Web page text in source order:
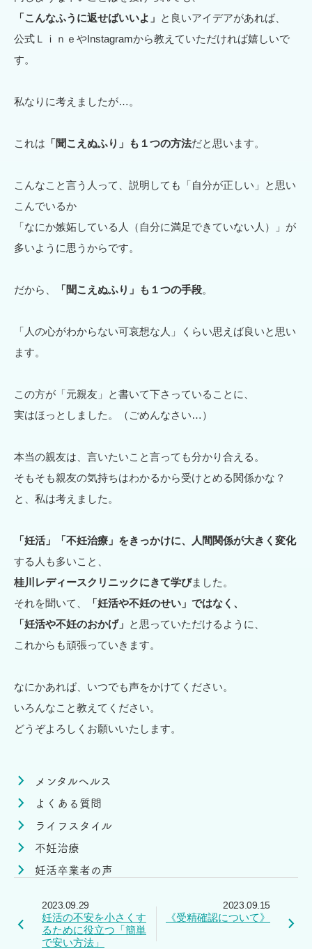
「こんなふうに返せばいいよ」 と良いアイデアがあれば、
公式ＬｉｎｅやInstagramから教えていただければ嬉しいで
す。
私なりに考えましたが…。
これは 「聞こえぬふり」も１つの方法だと思います。
こんなこと言う人って、説明しても「自分が正しい」と思い
こんでいるか
「なにか嫉妬している人（自分に満足できていない人）」が
多いように思うからです。
だから、 「聞こえぬふり」も１つの手段。
「人の心がわからない可哀想な人」くらい思えば良いと思い
ます。
この方が「元親友」と書いて下さっていることに、
実はほっとしました。（ごめんなさい…）
本当の親友は、言いたいこと言っても分かり合える。
そもそも親友の気持ちはわかるから受けとめる関係かな？
と、私は考えました。
「妊活」「不妊治療」をきっかけに、人間関係が大きく変化
する人も多いこと、
桂川レディースクリニックにきて学びました。
それを聞いて、
「妊活や不妊のせい」ではなく、
「妊活や不妊のおかげ」 と思っていただけるように、
これからも頑張っていきます。
なにかあれば、いつでも声をかけてください。
いろんなこと教えてください。
どうぞよろしくお願いいたします。
メンタルヘルス
よくある質問
ライフスタイル
不妊治療
妊活卒業者の声
2023.09.29
妊活の不安を小さくす
るために役立つ「簡単
で安い方法」
2023.09.15
《受精確認について》